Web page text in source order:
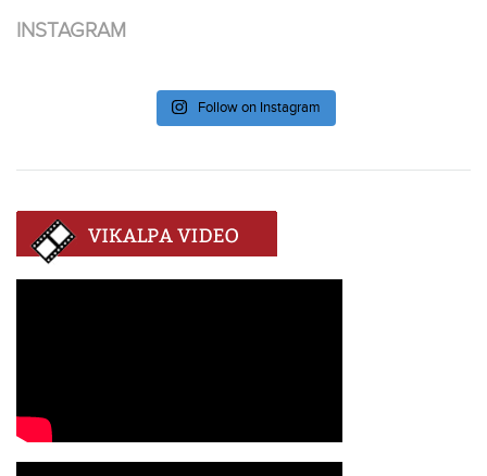
INSTAGRAM
Follow on Instagram